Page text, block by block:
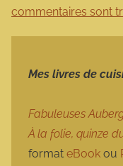
commentaires sont
Mes livres de
Fabuleuses
À la folie, quinze
format eBook ou